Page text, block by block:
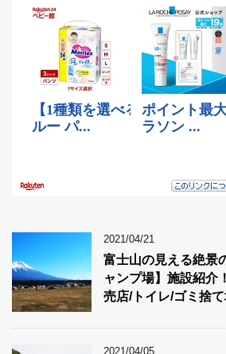
2021/04/21
富士山の見える絶景
ャンプ場】施設紹介
売店/トイレ/ゴミ捨
2021/04/05